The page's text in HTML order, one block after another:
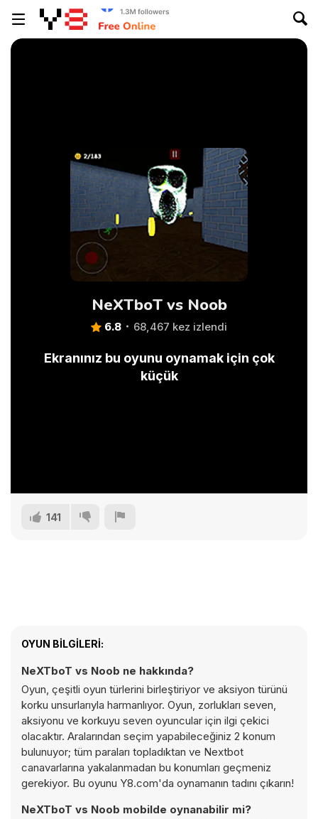
NeXTboT vs Noob
6.8 68,467 kez izlendi
Ekranınız bu oyunu oynamak için çok
küçük
141
OYUN BILGILERI:
NeXTboT vs Noob ne hakkında?
Oyun, çeşitli oyun türlerini birleştiriyor ve aksiyon türünü
korku unsurlarıyla harmanlıyor. Oyun, zorlukları seven,
aksiyonu ve korkuyu seven oyuncular için ilgi çekici
olacaktır. Aralarından seçim yapabileceğiniz 2 konum
bulunuyor; tüm paraları topladıktan ve Nextbot
canavarlarına yakalanmadan bu konumları geçmeniz
gerekiyor. Bu oyunu Y8.com'da oynamanın tadını çıkarın!
NeXTboT vs Noob mobilde oynanabilir mi?